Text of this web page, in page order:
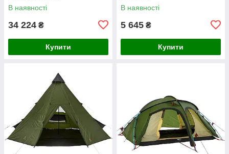
В наявності
34 224 ₴
Купити
В наявності
5 645 ₴
Купити